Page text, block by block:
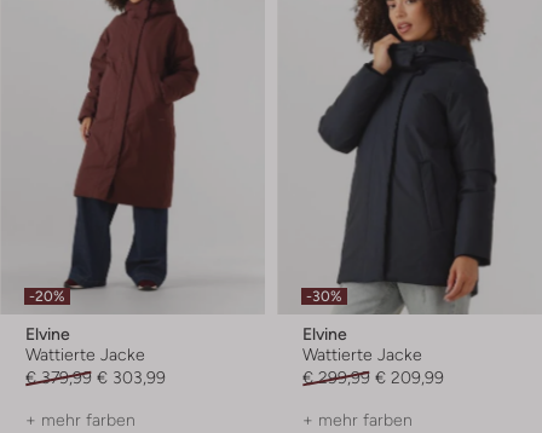
-20%
Elvine
Wattierte Jacke
€ 379,99 € 303,99
+ mehr farben
-30%
Elvine
Wattierte Jacke
€ 299,99 € 209,99
+ mehr farben